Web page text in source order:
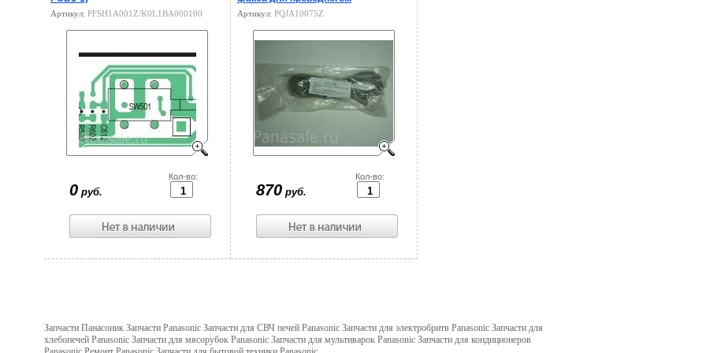
Артикул: PFSH1A001Z/K0L1BA000100
0 руб.
Кол-во:
Артикул: PQJA10075Z
870 руб.
Кол-во:
Запчасти Панасоник Запчасти Panasonic Запчасти для СВЧ печей Panasonic Запчасти для электробритв Panasonic Запчасти для
хлебопечей Panasonic Запчасти для мясорубок Panasonic Запчасти для мультиварок Panasonic Запчасти для кондиционеров